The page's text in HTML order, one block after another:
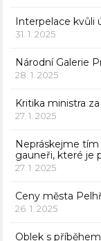
Interpelace kvůli
31. 1. 2025
Národní Galerie
28. 1. 2025
Kritika ministra
27. 1. 2025
Nepráskejme
gauneři, které je
27. 1. 2025
Ceny města
26. 1. 2025
Oblek s